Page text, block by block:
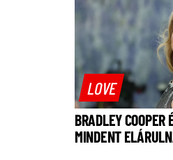
LOVE
BRADLEY COOPER
MINDENT